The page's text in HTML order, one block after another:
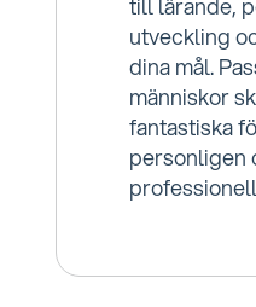
utveckling
dina mål.
människor
fantastiska
personligen